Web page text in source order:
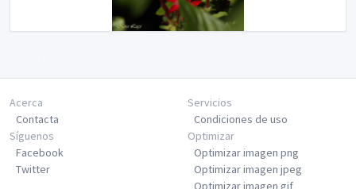
Acerca
Contacta
Servicios
Condiciones de uso
Síguenos
Facebook
Twitter
Optimizar
Optimizar imagen png
Optimizar imagen jpeg
Optimizar imagen gif